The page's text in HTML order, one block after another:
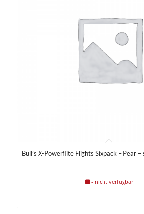
Bull’s X-Powerflite Flights Sixpack – Pear –
- nicht verfügbar